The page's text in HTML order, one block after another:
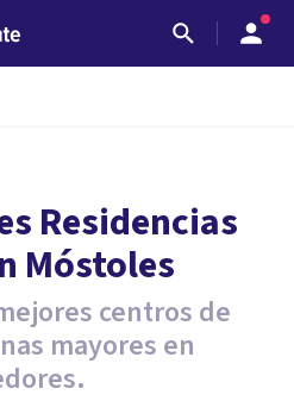
Residencias
Móstoles
centros de
mayores en